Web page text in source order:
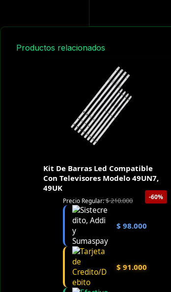
Productos relacionados
Kit De Barras Led Compatible
Con Televisores Modelo 49UN7,
49UK
-60%
Precio Regular:$210.000
$ 98.000
$ 91.000